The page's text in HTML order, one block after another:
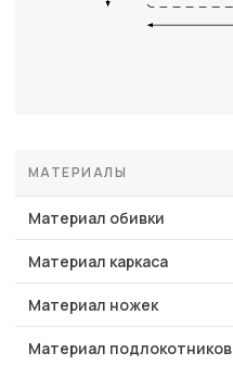
МАТЕРИАЛЫ
Материал обивки
Материал каркаса
Материал ножек
Материал подлокотников